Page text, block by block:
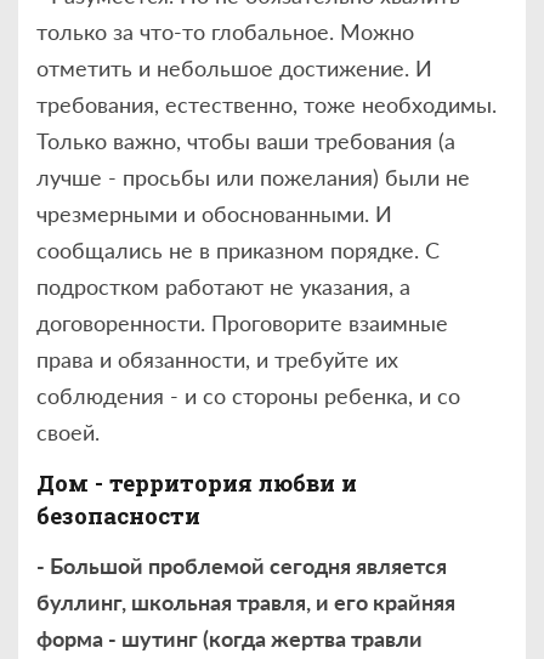
только за что-то глобальное. Можно
отметить и небольшое достижение. И
требования, естественно, тоже необходимы.
Только важно, чтобы ваши требования (а
лучше - просьбы или пожелания) были не
чрезмерными и обоснованными. И
сообщались не в приказном порядке. С
подростком работают не указания, а
договоренности. Проговорите взаимные
права и обязанности, и требуйте их
соблюдения - и со стороны ребенка, и со
своей.
Дом - территория любви и
безопасности
- Большой проблемой сегодня является
буллинг, школьная травля, и его крайняя
форма - шутинг (когда жертва травли